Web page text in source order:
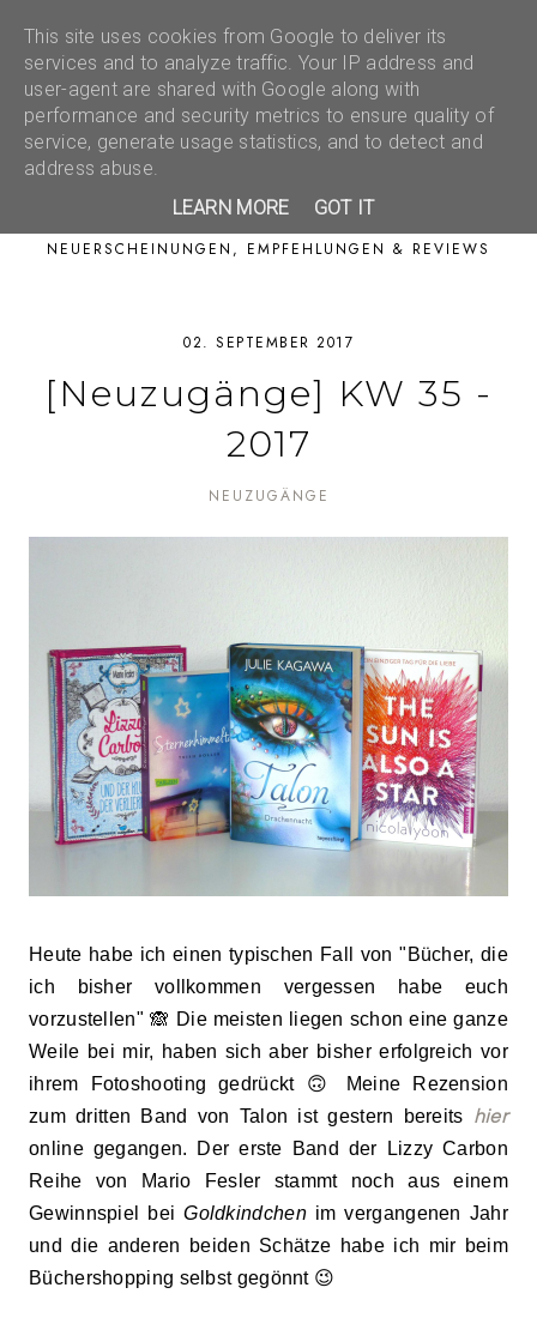
NEUERSCHEINUNGEN, EMPFEHLUNGEN & REVIEWS
02. SEPTEMBER 2017
[Neuzugänge] KW 35 -
2017
NEUZUGÄNGE
Heute habe ich einen typischen Fall von "Bücher, die
ich bisher vollkommen vergessen habe euch
vorzustellen" 🙈 Die meisten liegen schon eine ganze
Weile bei mir, haben sich aber bisher erfolgreich vor
ihrem Fotoshooting gedrückt 🙃 Meine Rezension
zum dritten Band von Talon ist gestern bereits hier
online gegangen. Der erste Band der Lizzy Carbon
Reihe von
Mario Fesler stammt noch aus einem
Gewinnspiel beiGoldkindchenim vergangenen Jahr
und die anderen beiden Schätze habe ich mir beim
Büchershopping selbst gegönnt 😉
This site uses cookies from Google to deliver its
services and to analyze traffic. Your IP address and
user-agent are shared with Google along with
performance and security metrics to ensure quality of
service, generate usage statistics, and to detect and
address abuse.
LEARN MORE
GOT IT